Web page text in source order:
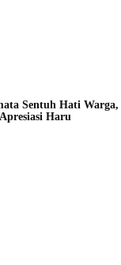
Sentuh Hati Warga,
Haru